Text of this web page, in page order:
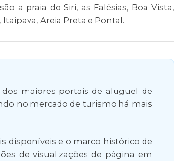
a praia do Siri, as Falésias, Boa Vista,
Itaipava, Areia Preta e Pontal.
maiores portais de aluguel de
no mercado de turismo há mais
disponíveis e o marco histórico de
de visualizações de página em